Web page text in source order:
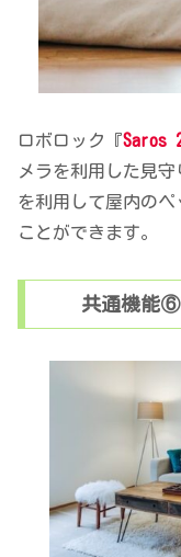
ロボロック『Saros
メラを利用した見
を利用して屋内の
ことができます。
共通機能⑥